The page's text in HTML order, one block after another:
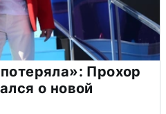
Прохор
о новой